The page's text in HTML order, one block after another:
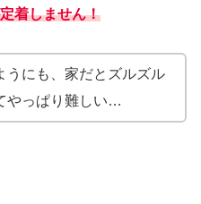
着しません！
うにも、家だとズルズル
やっぱり難しい…